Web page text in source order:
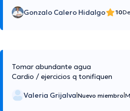
Gonzalo Calero Hidalgo 10
Tomar abundante agua
Cardio / ejercicios q tonifiquen
Valeria Grijalva Nuevo miembro